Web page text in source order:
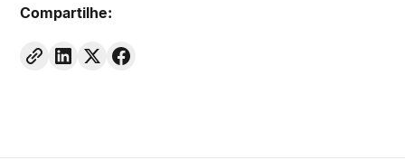
Compartilhe: